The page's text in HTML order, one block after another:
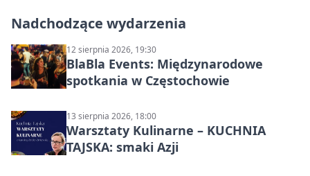
Nadchodzące wydarzenia
12 sierpnia 2026, 19:30
BlaBla Events: Międzynarodowe
spotkania w Częstochowie
13 sierpnia 2026, 18:00
Warsztaty Kulinarne – KUCHNIA
TAJSKA: smaki Azji